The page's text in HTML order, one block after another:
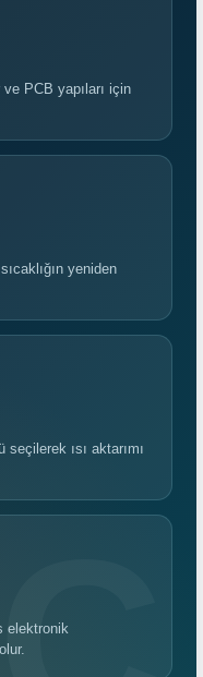
PCB yapıları için
yeniden
ısı aktarımı
elektronik